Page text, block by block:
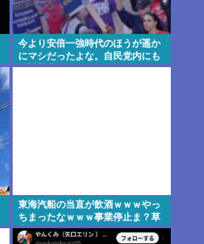
今より安倍一強時代のほうが遥か
にマシだったよな。自民党内にも
反対勢力はいて会見はちゃんとや
東海汽船の当直が飲酒ｗｗｗやっ
ちまったなｗｗｗ事業停止ま？草
生えるｗｗ